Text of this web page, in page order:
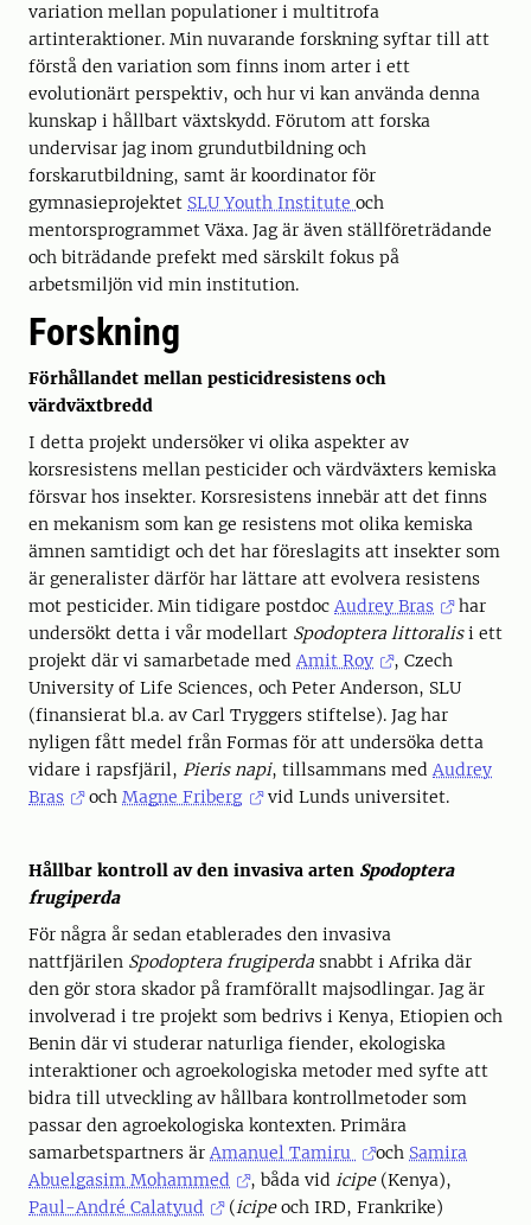
variation mellan populationer i multitrofa
artinteraktioner. Min nuvarande forskning syftar till att
förstå den variation som finns inom arter i ett
evolutionärt perspektiv, och hur vi kan använda denna
kunskap i hållbart växtskydd. Förutom att forska
undervisar jag inom grundutbildning och
forskarutbildning, samt är koordinator för
gymnasieprojektet SLU Youth Institute och
mentorsprogrammet Växa. Jag är även ställföreträdande
och biträdande prefekt med särskilt fokus på
arbetsmiljön vid min institution.
Forskning
Förhållandet mellan pesticidresistens och
värdväxtbredd
I detta projekt undersöker vi olika aspekter av
korsresistens mellan pesticider och värdväxters kemiska
försvar hos insekter. Korsresistens innebär att det finns
en mekanism som kan ge resistens mot olika kemiska
ämnen samtidigt och det har föreslagits att insekter som
är generalister därför har lättare att evolvera resistens
mot pesticider. Min tidigare postdoc Audrey Bras
har
undersökt detta i vår modellart Spodoptera littoralisi ett
projekt där vi samarbetade med Amit Roy
, Czech
University of Life Sciences, och Peter Anderson, SLU
(finansierat bl.a. av Carl Tryggers stiftelse). Jag har
nyligen fått medel från Formas för att undersöka detta
vidare i rapsfjäril, Pieris napi, tillsammans med Audrey
Bras
ochMagne Friberg vid Lunds universitet.
Hållbar kontroll av den invasiva arten Spodoptera
frugiperda
För några år sedan etablerades den invasiva
nattfjärilen Spodoptera frugiperda snabbt i Afrika där
den gör stora skador på framförallt majsodlingar. Jag är
involverad i tre projekt som bedrivs i Kenya, Etiopien och
Benin där vi studerar naturliga fiender, ekologiska
interaktioner och agroekologiska metoder med syfte att
bidra till utveckling av hållbara kontrollmetoder som
passar den agroekologiska kontexten. Primära
samarbetspartners är Amanuel Tamiru och Samira
Abuelgasim Mohammed
, båda vidicipe (Kenya),
Paul-André Calatyud
(icipeoch IRD, Frankrike)